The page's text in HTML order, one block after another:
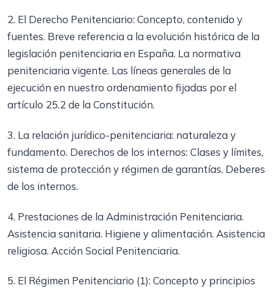
2. El Derecho Penitenciario: Concepto, contenido y
fuentes. Breve referencia a la evolución histórica de la
legislación penitenciaria en España. La normativa
penitenciaria vigente. Las líneas generales de la
ejecución en nuestro ordenamiento fijadas por el
artículo 25.2 de la Constitución.
3. La relación jurídico-penitenciaria: naturaleza y
fundamento. Derechos de los internos: Clases y límites,
sistema de protección y régimen de garantías. Deberes
de los internos.
4. Prestaciones de la Administración Penitenciaria.
Asistencia sanitaria. Higiene y alimentación. Asistencia
religiosa. Acción Social Penitenciaria.
5. El Régimen Penitenciario (1): Concepto y principios